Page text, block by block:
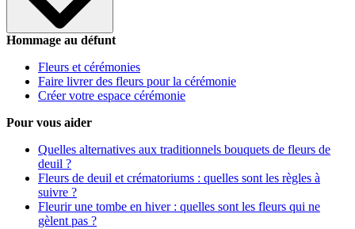
Hommage au défunt
Fleurs et cérémonies
Faire livrer des fleurs pour la cérémonie
Créer votre espace cérémonie
Pour vous aider
Quelles alternatives aux traditionnels bouquets de fleurs de
deuil ?
Fleurs de deuil et crématoriums : quelles sont les règles à
suivre ?
Fleurir une tombe en hiver : quelles sont les fleurs qui ne
gèlent pas ?